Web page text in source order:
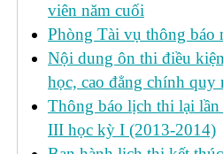
viên năm cuối
Phòng Tài vụ thông báo
Nội dung ôn thi điều
học, cao đẳng chính quy
Thông báo lịch thi lại
III học kỳ I (2013-2014)